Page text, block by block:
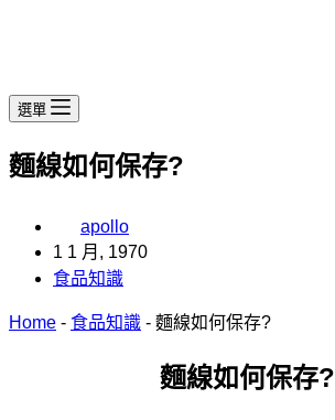
選單
麵線如何保存?
apollo
1 1 月, 1970
食品知識
Home - 食品知識 - 麵線如何保存?
麵線如何保存?